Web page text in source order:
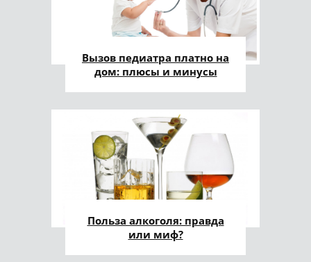
Вызов педиатра платно на
дом: плюсы и минусы
Польза алкоголя: правда
или миф?